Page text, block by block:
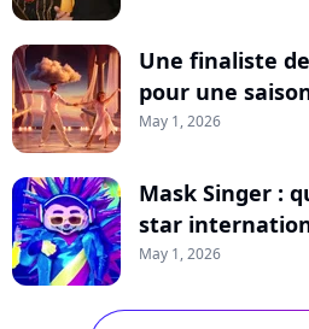
Une finaliste
pour une
May 1, 2026
Mask Singer :
star
May 1, 2026